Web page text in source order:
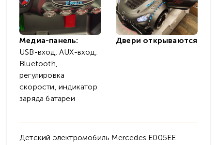
Медиа-панель:
USB-вход, AUX-вход,
Bluetooth,
регулировка
скорости, индикатор
заряда батареи
Двери открываются
Детский электромобиль Mercedes E005EE